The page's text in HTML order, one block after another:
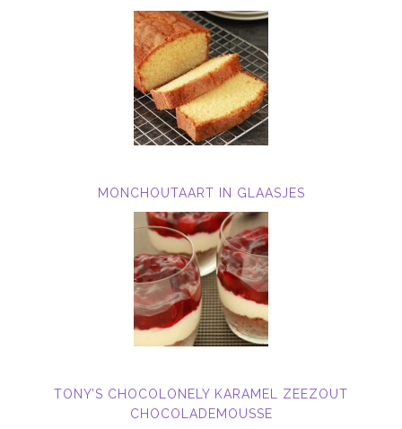
MONCHOUTAART IN GLAASJES
TONY’S CHOCOLONELY KARAMEL ZEEZOUT
CHOCOLADEMOUSSE